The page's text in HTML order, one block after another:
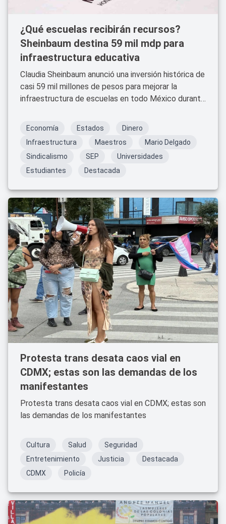
¿Qué escuelas recibirán recursos?
Sheinbaum destina 59 mil mdp para
infraestructura educativa
Claudia Sheinbaum anunció una inversión histórica de
casi 59 mil millones de pesos para mejorar la
infraestructura de escuelas en todo México durante
Economía Estados
Dinero
Infraestructura
Maestros
Mario Delgado
Sindicalismo
SEP
Universidades
Estudiantes
Destacada
Protesta trans desata caos vial en
CDMX; estas son las demandas de los
manifestantes
Protesta trans desata caos vial en CDMX; estas son
las demandas de los manifestantes
Cultura Salud
Seguridad
Entretenimiento
Justicia
Destacada
CDMX
Policía